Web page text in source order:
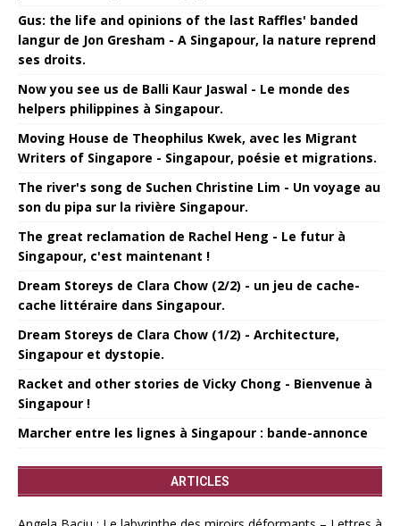
Gus: the life and opinions of the last Raffles' banded
langur de Jon Gresham - A Singapour, la nature reprend
ses droits.
Now you see us de Balli Kaur Jaswal - Le monde des
helpers philippines à Singapour.
Moving House de Theophilus Kwek, avec les Migrant
Writers of Singapore - Singapour, poésie et migrations.
The river's song de Suchen Christine Lim - Un voyage au
son du pipa sur la rivière Singapour.
The great reclamation de Rachel Heng - Le futur à
Singapour, c'est maintenant !
Dream Storeys de Clara Chow (2/2) - un jeu de cache-
cache littéraire dans Singapour.
Dream Storeys de Clara Chow (1/2) - Architecture,
Singapour et dystopie.
Racket and other stories de Vicky Chong - Bienvenue à
Singapour !
Marcher entre les lignes à Singapour : bande-annonce
ARTICLES